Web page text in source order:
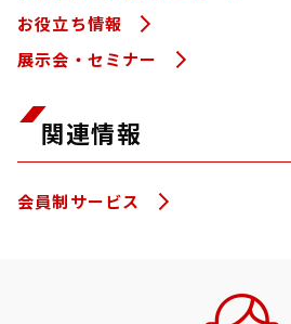
お役立ち情報
展示会・セミナー
関連情報
会員制サービス